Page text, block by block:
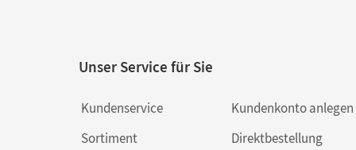
Unser Service für Sie
Kundenservice
Sortiment
Kundenkonto anlegen
Direktbestellung